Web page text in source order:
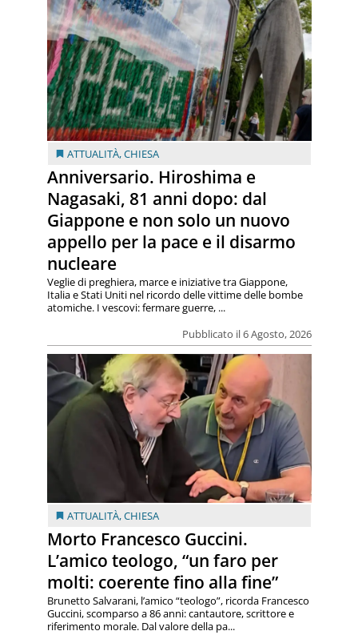
ATTUALITÀ,CHIESA
Anniversario. Hiroshima e
Nagasaki, 81 anni dopo: dal
Giappone e non solo un nuovo
appello per la pace e il disarmo
nucleare
Pubblicato il 6 Agosto, 2026
Veglie di preghiera, marce e iniziative tra Giappone,
Italia e Stati Uniti nel ricordo delle vittime delle bombe
atomiche. I vescovi: fermare guerre, ...
ATTUALITÀ,CHIESA
Morto Francesco Guccini.
L’amico teologo, “un faro per
molti: coerente fino alla fine”
Brunetto Salvarani, l’amico “teologo”, ricorda Francesco
Guccini, scomparso a 86 anni: cantautore, scrittore e
riferimento morale. Dal valore della pa...